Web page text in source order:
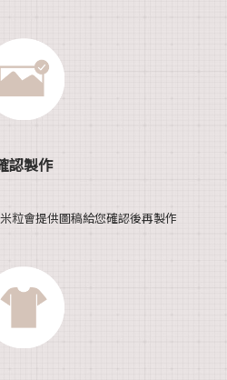
認製作
粒會提供圖稿給您確認後再製作